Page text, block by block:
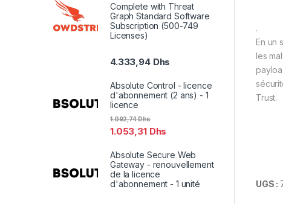
.
En un
les
Trust.
UGS :
Complete with Threat
Graph Standard Software
Subscription (500-749
Licenses)
4.333,94 Dhs
Absolute Control - licence
d'abonnement (2 ans) - 1
licence
1.053,31 Dhs
1.092,74Dhs
Absolute Secure Web
Gateway - renouvellement
de la licence
d'abonnement - 1 unité